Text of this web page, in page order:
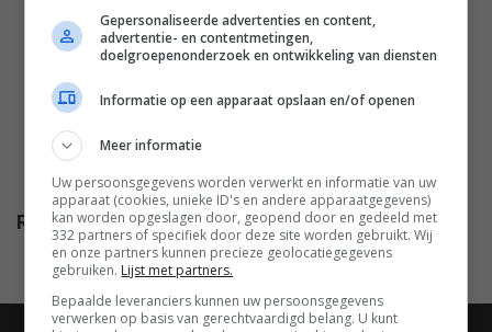
Cathcart,Walker Scobell
Robinson,Maitreyi
Nikki Glaser
Emma Myers,MrBeast,Danny
Johnson
Salish Matter,Anthony Padilla.
Release
23.12.2026
Gepersonaliseerde advertenties en content,
advertentie- en contentmetingen,
doelgroepenonderzoek en ontwikkeling van diensten
Informatie op een apparaat opslaan en/of openen
Meer informatie
Uw persoonsgegevens worden verwerkt en informatie van uw
apparaat (cookies, unieke ID's en andere apparaatgegevens)
kan worden opgeslagen door, geopend door en gedeeld met
332 partners of specifiek door deze site worden gebruikt. Wij
en onze partners kunnen precieze geolocatiegegevens
gebruiken. Lijst met partners.
Bepaalde leveranciers kunnen uw persoonsgegevens
verwerken op basis van gerechtvaardigd belang. U kunt